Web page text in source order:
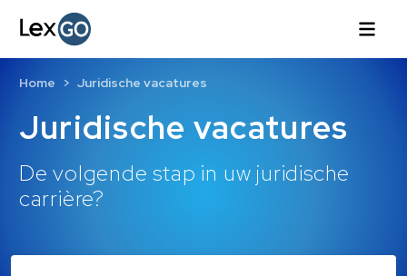
Juridische vacatures
De volgende stap in uw juridische
carrière?
Home Juridische vacatures